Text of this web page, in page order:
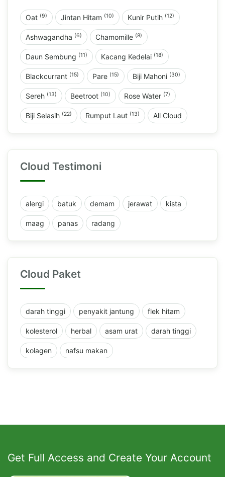
Oat (9) Jintan Hitam (10) Kunir Putih (12)
Ashwagandha (6) Chamomille (8)
Daun Sembung (11) Kacang Kedelai (18)
Blackcurrant (15) Pare (15) Biji Mahoni (30)
Sereh (13) Beetroot (10) Rose Water (7)
Biji Selasih (22) Rumput Laut (13) All Cloud
Cloud Testimoni
alergi batuk demam jerawat kista
maag panas radang
Cloud Paket
darah tinggi penyakit jantung flek hitam
kolesterol herbal asam urat darah tinggi
kolagen nafsu makan
Get Full Access and Create Your Account